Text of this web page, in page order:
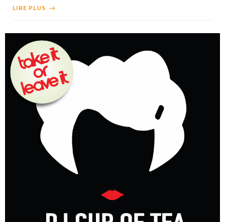
LIRE PLUS